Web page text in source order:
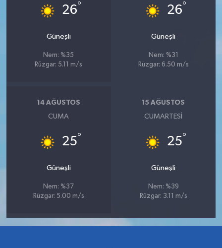
26°
Güneşli
Nem: %35
Rüzgar: 5.11 m/s
26°
Güneşli
Nem: %31
Rüzgar: 6.50 m/s
14 AĞUSTOS
CUMA
25°
Güneşli
Nem: %37
Rüzgar: 5.00 m/s
15 AĞUSTOS
CUMARTESI
25°
Güneşli
Nem: %39
Rüzgar: 3.11 m/s